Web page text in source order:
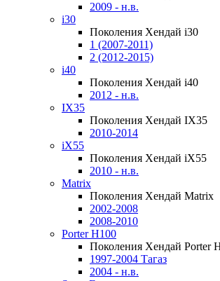
2009 - н.в.
i30
Поколения Хендай i30
1 (2007-2011)
2 (2012-2015)
i40
Поколения Хендай i40
2012 - н.в.
IX35
Поколения Хендай IX35
2010-2014
iX55
Поколения Хендай iX55
2010 - н.в.
Matrix
Поколения Хендай Matrix
2002-2008
2008-2010
Porter H100
Поколения Хендай Porter
1997-2004 Тагаз
2004 - н.в.